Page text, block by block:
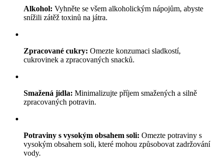
Alkohol: Vyhněte se všem alkoholickým nápojům, abyste
snížili zátěž toxinů na játra.
Zpracované cukry: Omezte konzumaci sladkostí,
cukrovinek a zpracovaných snacků.
Smažená jídla: Minimalizujte příjem smažených a silně
zpracovaných potravin.
Potraviny s vysokým obsahem soli: Omezte potraviny s
vysokým obsahem soli, které mohou způsobovat zadržování
vody.